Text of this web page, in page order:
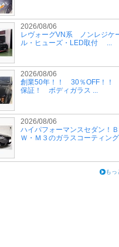
2026/08/06
レヴォーグVN系 ノンレジケ
ル・ヒューズ・LED取付 ...
2026/08/06
創業50年！！ 30％OFF！
保証！ ボディガラス ...
2026/08/06
ハイパフォーマンスセダン！
Ｗ・Ｍ３のガラスコーティン
もっ